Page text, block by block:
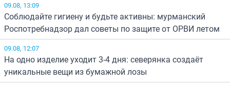
09.08, 13:09
Соблюдайте гигиену и будьте активны: мурманский
Роспотребнадзор дал советы по защите от ОРВИ летом
09.08, 12:07
На одно изделие уходит 3-4 дня: северянка создаёт
уникальные вещи из бумажной лозы